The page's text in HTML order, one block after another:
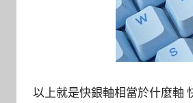
以上就是快銀軸相當於什麼軸